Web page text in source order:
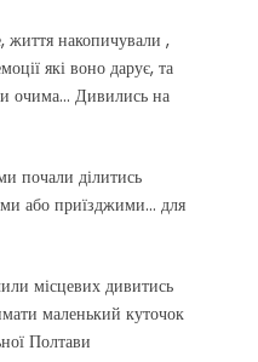
життя накопичували ,
які воно дарує, та
очима... Дивились на
почали ділитись
або приїзджими... для
місцевих дивитись
маленький куточок
Полтави